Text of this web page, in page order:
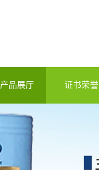
产品展厅 证书荣誉